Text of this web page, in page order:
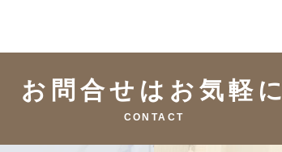
お問合せはお気軽に
CONTACT